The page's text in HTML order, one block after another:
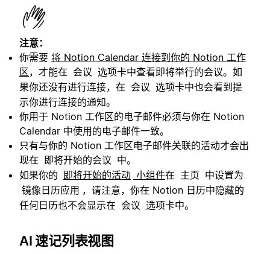
注意：
你需要 将 Notion Calendar 连接到你的 Notion 工作
区，才能在 会议 选项卡中查看即将举行的会议。如
果你还没有进行连接，在 会议 选项卡中也会看到提
示你进行连接的通知。
你用于 Notion 工作区的电子邮件必须与你在 Notion
Calendar 中使用的电子邮件一致。
只有与你的 Notion 工作区电子邮件关联的活动才会出
现在 即将开始的会议 中。
如果你的 即将开始的活动 小组件在 主页 中设置为
镜像日历应用 ，请注意，你在 Notion 日历中隐藏的
任何日历也不会显示在 会议 选项卡中。
AI 速记列表视图